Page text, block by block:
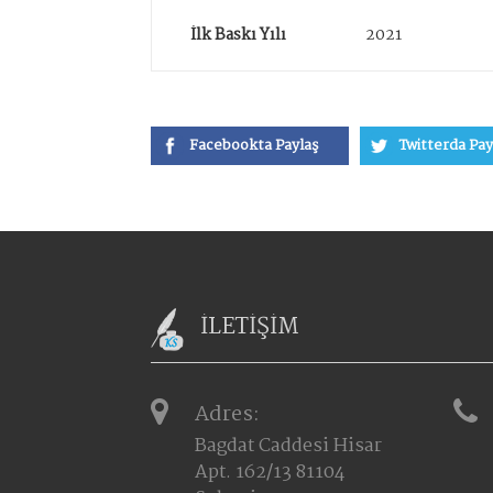
İlk Baskı Yılı
2021
Facebookta Paylaş Twitterda
İLETİŞİM
Adres:
Bagdat Caddesi Hisar
Apt. 162/13 81104